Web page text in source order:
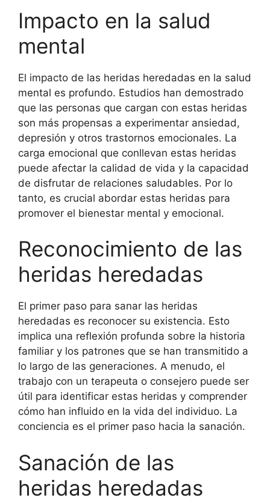
Impacto en la salud
mental
El impacto de las heridas heredadas en la salud
mental es profundo. Estudios han demostrado
que las personas que cargan con estas heridas
son más propensas a experimentar ansiedad,
depresión y otros trastornos emocionales. La
carga emocional que conllevan estas heridas
puede afectar la calidad de vida y la capacidad
de disfrutar de relaciones saludables. Por lo
tanto, es crucial abordar estas heridas para
promover el bienestar mental y emocional.
Reconocimiento de las
heridas heredadas
El primer paso para sanar las heridas
heredadas es reconocer su existencia. Esto
implica una reflexión profunda sobre la historia
familiar y los patrones que se han transmitido a
lo largo de las generaciones. A menudo, el
trabajo con un terapeuta o consejero puede ser
útil para identificar estas heridas y comprender
cómo han influido en la vida del individuo. La
conciencia es el primer paso hacia la sanación.
Sanación de las
heridas heredadas